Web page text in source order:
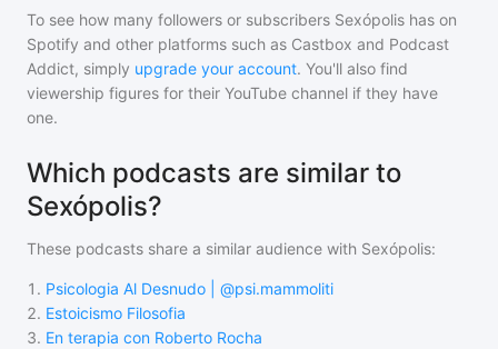
To see how many followers or subscribers Sexópolis has on
Spotify and other platforms such as Castbox and Podcast
Addict, simply upgrade your account. You'll also find
viewership figures for their YouTube channel if they have
one.
Which podcasts are similar to
Sexópolis?
These podcasts share a similar audience with Sexópolis:
1 . Psicologia Al Desnudo | @psi.mammoliti
2. Estoicismo Filosofia
3. En terapia con Roberto Rocha